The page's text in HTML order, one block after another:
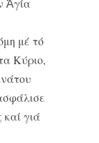
Ἁγία
μέ τό
Κύριο,
γιά